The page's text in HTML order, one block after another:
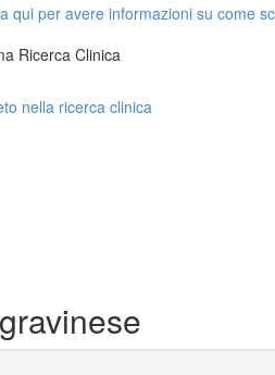
qui per avere informazioni su come
Ricerca Clinica
nella ricerca clinica